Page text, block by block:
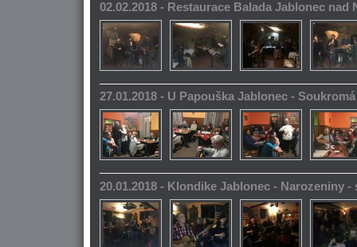
02.02.2018 - Restaurace Balada Jablonec nad
27.01.2018 - U Papouška Jablonec -
20.01.2018 - Klondike Jablonec - Narozeniny -